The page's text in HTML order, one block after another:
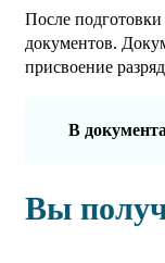
После
документов.
присвоение
В
Вы